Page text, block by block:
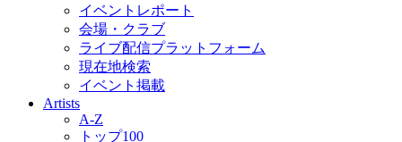
イベントレポート
会場・クラブ
ライブ配信プラットフォーム
現在地検索
イベント掲載
Artists
A-Z
トップ100